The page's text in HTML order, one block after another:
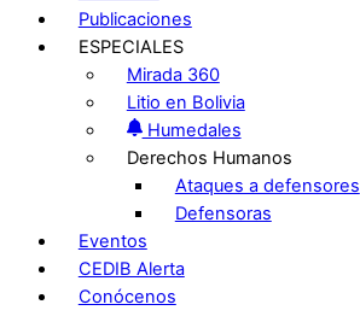
Publicaciones
ESPECIALES
Mirada 360
Litio en Bolivia
Humedales
Derechos Humanos
Ataques a defensores
Defensoras
Eventos
CEDIB Alerta
Conócenos